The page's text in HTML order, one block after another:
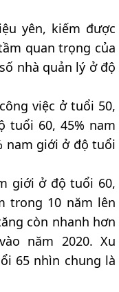
yên, kiếm được
quan trọng của
nhà quản lý ở độ
việc ở tuổi 50,
tuổi 60, 45% nam
nam giới ở độ tuổi
giới ở độ tuổi 60,
trong 10 năm lên
còn nhanh hơn
năm 2020. Xu
65 nhìn chung là